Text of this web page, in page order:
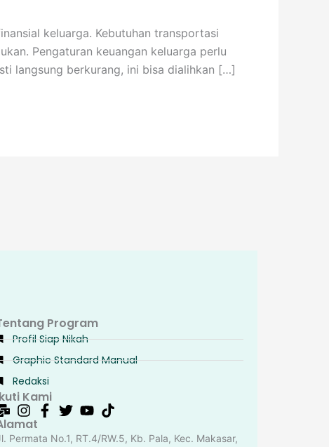
keluarga. Kebutuhan transportasi
Pengaturan keuangan keluarga perlu
langsung berkurang, ini bisa dialihkan […]
Program
Profil Siap Nikah
Graphic Standard Manual
Redaksi
Kami
Permata No.1, RT.4/RW.5, Kb. Pala, Kec. Makasar,